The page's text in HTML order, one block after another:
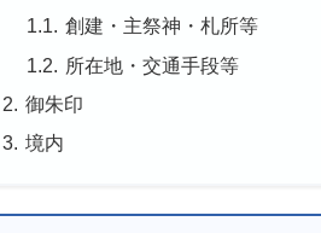
創建・主祭神・札所等
所在地・交通手段等
御朱印
境内